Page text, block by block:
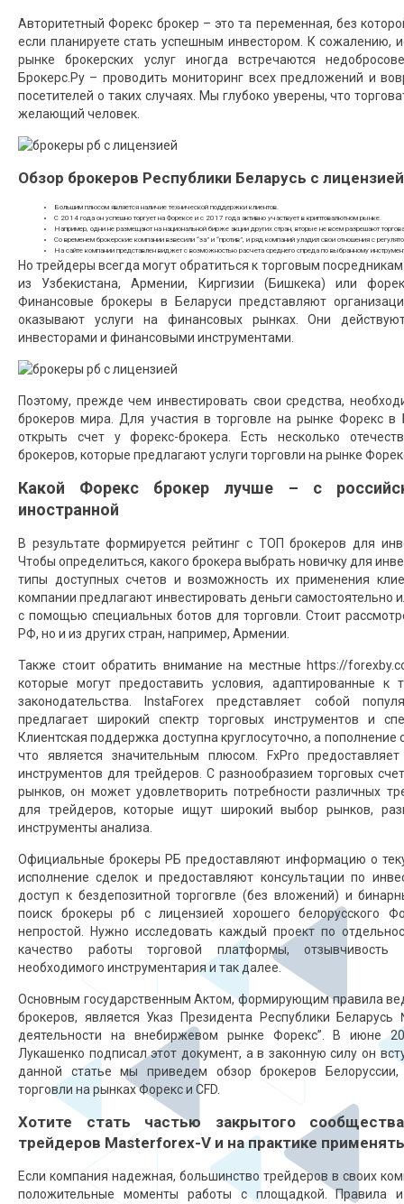
Авторитетный Форекс брокер – это та переменная, без
если планируете стать успешным инвестором. К сожалению,
рынке брокерских услуг иногда встречаются
Брокерс.Ру – проводить мониторинг всех предложений и
посетителей о таких случаях. Мы глубоко уверены, что
желающий человек.
Обзор брокеров Республики Беларусь с лицензией
Большим плюсом является наличие технической поддержки клиентов.
С 2014 года он успешно торгует на Форексе и с 2017 года активно участвует в криптовалютном рынке.
Например, одни не размещают на национальной бирже акции других стран, вторые не всем разрешают
Со временем брокерские компании взвесили “за” и “против”, и ряд компаний уладил свои отношения с
На сайте компании представлен виджет с возможностью расчета среднего спреда по выбранному
Но трейдеры всегда могут обратиться к торговым
из Узбекистана, Армении, Киргизии (Бишкека) или
Финансовые брокеры в Беларуси представляют
оказывают услуги на финансовых рынках. Они
инвесторами и финансовыми инструментами.
Поэтому, прежде чем инвестировать свои средства,
брокеров мира. Для участия в торговле на рынке Форекс в
открыть счет у форекс-брокера. Есть несколько
брокеров, которые предлагают услуги торговли на рынке
Какой Форекс брокер лучше – с
иностранной
В результате формируется рейтинг с ТОП брокеров для
Чтобы определиться, какого брокера выбрать новичку для
типы доступных счетов и возможность их применения
компании предлагают инвестировать деньги самостоятельно
с помощью специальных ботов для торговли. Стоит
РФ, но и из других стран, например, Армении.
Также стоит обратить внимание на местные https://
которые могут предоставить условия, адаптированные к
законодательства. InstaForex представляет собой
предлагает широкий спектр торговых инструментов и
Клиентская поддержка доступна круглосуточно, а пополнение
что является значительным плюсом. FxPro
инструментов для трейдеров. С разнообразием торговых
рынков, он может удовлетворить потребности различных
для трейдеров, которые ищут широкий выбор рынков,
инструменты анализа.
Официальные брокеры РБ предоставляют информацию о
исполнение сделок и предоставляют консультации по
доступ к бездепозитной торгогвле (без вложений) и
поиск брокеры рб с лицензией хорошего белорусского
непростой. Нужно исследовать каждый проект по
качество работы торговой платформы, отзывчивость
необходимого инструментария и так далее.
Основным государственным Актом, формирующим правила
брокеров, является Указ Президента Республики
деятельности на внебиржевом рынке Форекс”. В июне
Лукашенко подписал этот документ, а в законную силу он
данной статье мы приведем обзор брокеров Белоруссии,
торговли на рынках Форекс и CFD.
Хотите стать частью закрытого
трейдеров Masterforex-V и на практике
Если компания надежная, большинство трейдеров в своих
положительные моменты работы с площадкой. Правила